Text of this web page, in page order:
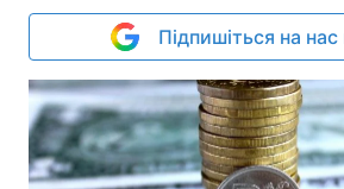
Підпишіться на